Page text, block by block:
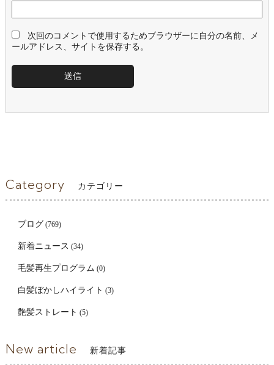
次回のコメントで使用するためブラウザーに自分の名前、メ
ールアドレス、サイトを保存する。
Category カテゴリー
ブログ (769)
新着ニュース (34)
毛髪再生プログラム (0)
白髪ぼかしハイライト (3)
艶髪ストレート (5)
New article 新着記事